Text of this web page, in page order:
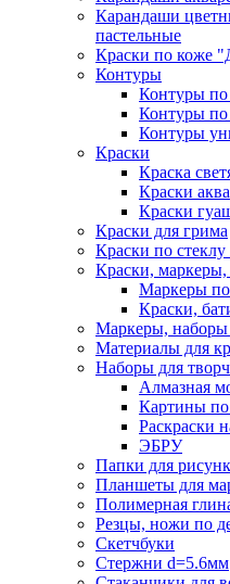
Карандаши
пастельные
Краски по коже
Контуры
Контуры по
Контуры по
Контуры
Краски
Краска
Краски
Краски
Краски для грима
Краски по
Краски, маркеры,
Маркеры по
Краски,
Маркеры, наборы
Материалы для
Наборы для
Алмазная
Картины
Раскраски
ЭБРУ
Папки для
Планшеты для
Полимерная
Резцы, ножи по
Скетчбуки
Стержни d=5.6мм